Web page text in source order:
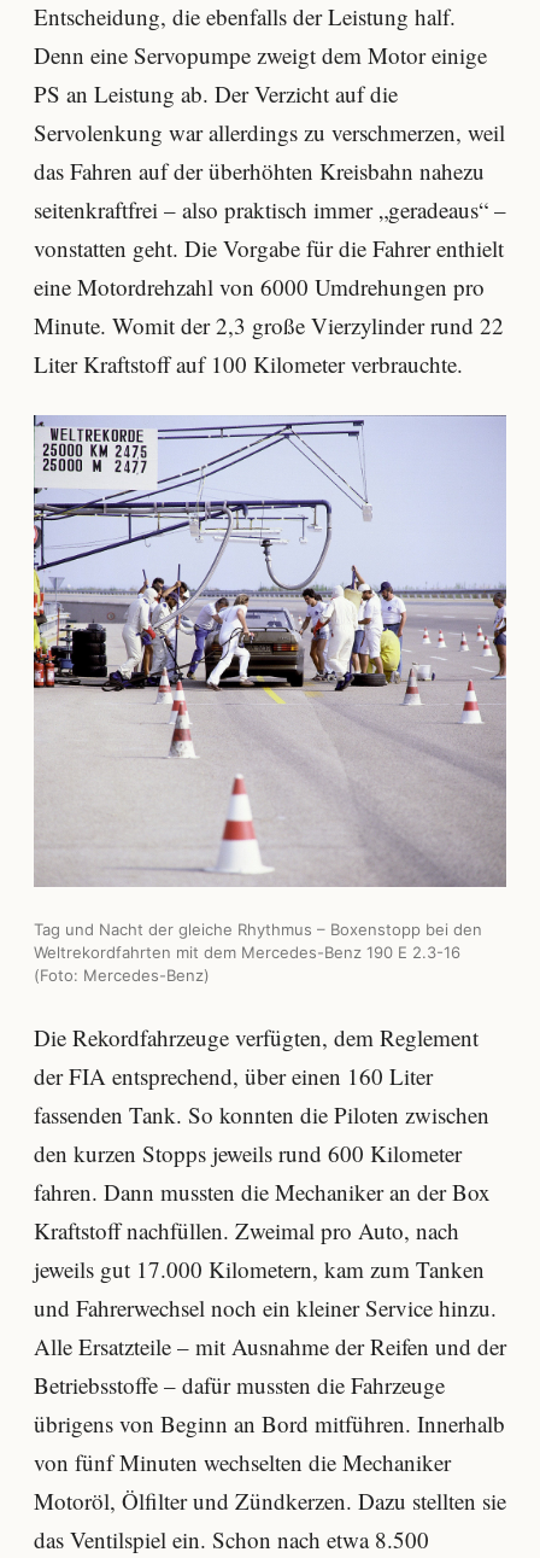
Entscheidung, die ebenfalls der Leistung half.
Denn eine Servopumpe zweigt dem Motor einige
PS an Leistung ab. Der Verzicht auf die
Servolenkung war allerdings zu verschmerzen, weil
das Fahren auf der überhöhten Kreisbahn nahezu
seitenkraftfrei – also praktisch immer „geradeaus“ –
vonstatten geht. Die Vorgabe für die Fahrer enthielt
eine Motordrehzahl von 6000 Umdrehungen pro
Minute. Womit der 2,3 große Vierzylinder rund 22
Liter Kraftstoff auf 100 Kilometer verbrauchte.
Tag und Nacht der gleiche Rhythmus – Boxenstopp bei den
Weltrekordfahrten mit dem Mercedes-Benz 190 E 2.3-16
(Foto: Mercedes-Benz)
Die Rekordfahrzeuge verfügten, dem Reglement
der FIA entsprechend, über einen 160 Liter
fassenden Tank. So konnten die Piloten zwischen
den kurzen Stopps jeweils rund 600 Kilometer
fahren. Dann mussten die Mechaniker an der Box
Kraftstoff nachfüllen. Zweimal pro Auto, nach
jeweils gut 17.000 Kilometern, kam zum Tanken
und Fahrerwechsel noch ein kleiner Service hinzu.
Alle Ersatzteile – mit Ausnahme der Reifen und der
Betriebsstoffe – dafür mussten die Fahrzeuge
übrigens von Beginn an Bord mitführen. Innerhalb
von fünf Minuten wechselten die Mechaniker
Motoröl, Ölfilter und Zündkerzen. Dazu stellten sie
das Ventilspiel ein. Schon nach etwa 8.500